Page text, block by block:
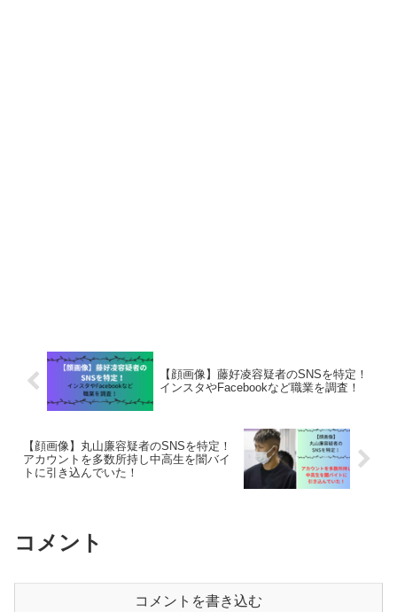
【顔画像】藤好凌容疑者のSNSを特定！
インスタやFacebookなど職業を調査！
【顔画像】丸山廉容疑者のSNSを特定！
アカウントを多数所持し中高生を闇バイ
トに引き込んでいた！
コメント
コメントを書き込む